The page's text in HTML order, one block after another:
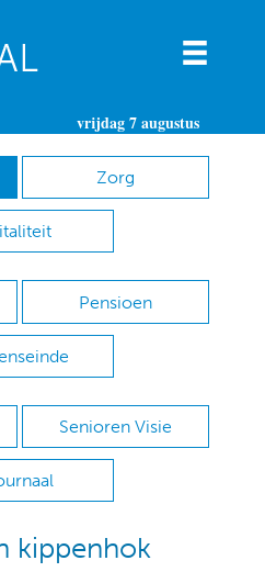
vrijdag 7 augustus
Zorg
Pensioen
Senioren Visie
kippenhok